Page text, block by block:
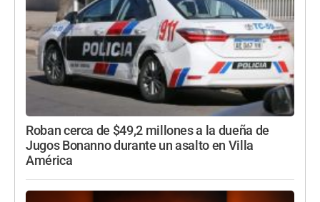
Roban cerca de $49,2 millones a la dueña de
Jugos Bonanno durante un asalto en Villa
América